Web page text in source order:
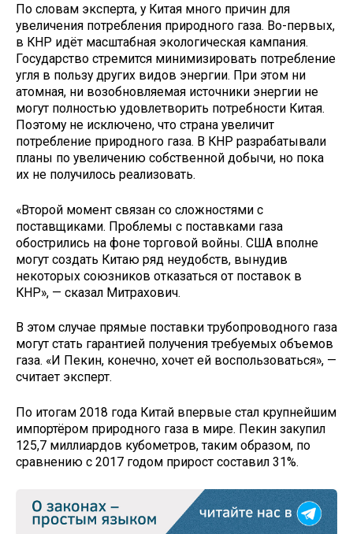
По словам эксперта, у Китая много причин для
увеличения потребления природного газа. Во-первых,
в КНР идёт масштабная экологическая кампания.
Государство стремится минимизировать потребление
угля в пользу других видов энергии. При этом ни
атомная, ни возобновляемая источники энергии не
могут полностью удовлетворить потребности Китая.
Поэтому не исключено, что страна увеличит
потребление природного газа. В КНР разрабатывали
планы по увеличению собственной добычи, но пока
их не получилось реализовать.
«Второй момент связан со сложностями с
поставщиками. Проблемы с поставками газа
обострились на фоне торговой войны. США вполне
могут создать Китаю ряд неудобств, вынудив
некоторых союзников отказаться от поставок в
КНР», — сказал Митрахович.
В этом случае прямые поставки трубопроводного газа
могут стать гарантией получения требуемых объемов
газа. «И Пекин, конечно, хочет ей воспользоваться», —
считает эксперт.
По итогам 2018 года Китай впервые стал крупнейшим
импортёром природного газа в мире. Пекин закупил
125,7 миллиардов кубометров, таким образом, по
сравнению с 2017 годом прирост составил 31%.